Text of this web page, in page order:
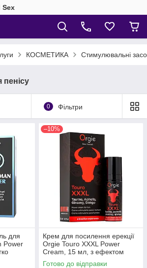
Sex
КОСМЕТИКА Стимулювальні
0 Фільтри
для
Power
–10%
Крем для посилення ерекції
Orgie Touro XXXL Power
Cream, 15 мл, з ефектом
вібрації - SX1561
Готово до відправки